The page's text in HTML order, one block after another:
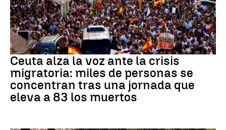
CRISIS MIGRATORIA
Ceuta alza la voz ante la crisis
migratoria: miles de personas se
concentran tras una jornada que
eleva a 83 los muertos